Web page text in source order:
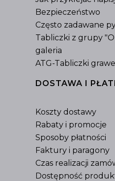
Bezpieczeństwo
Często zadawane
Tabliczki z grupy
galeria
ATG-Tabliczki
DOSTAWA I
Koszty dostawy
Rabaty i promocje
Sposoby płatności
Faktury i paragony
Czas realizacji
Dostępność